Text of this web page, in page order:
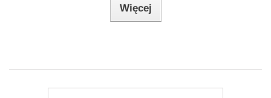
Więcej